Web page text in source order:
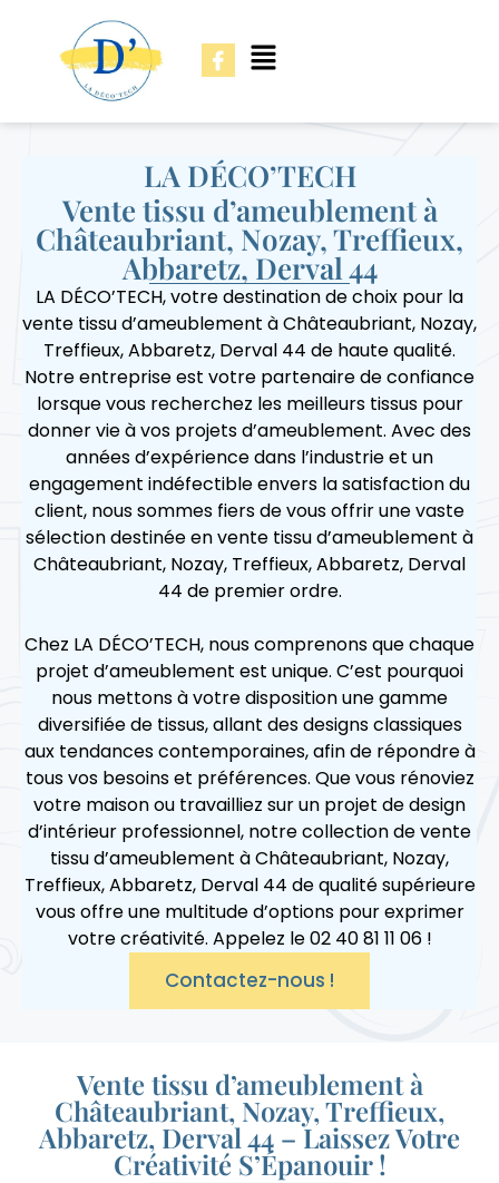
LA DÉCO’TECH
Vente tissu d’ameublement à
Châteaubriant, Nozay, Treffieux,
Abbaretz, Derval 44
LA DÉCO’TECH, votre destination de choix pour la
vente tissu d’ameublement à Châteaubriant, Nozay,
Treffieux, Abbaretz, Derval 44 de haute qualité.
Notre entreprise est votre partenaire de confiance
lorsque vous recherchez les meilleurs tissus pour
donner vie à vos projets d’ameublement. Avec des
années d’expérience dans l’industrie et un
engagement indéfectible envers la satisfaction du
client, nous sommes fiers de vous offrir une vaste
sélection destinée en vente tissu d’ameublement à
Châteaubriant, Nozay, Treffieux, Abbaretz, Derval
44 de premier ordre.
Chez LA DÉCO’TECH, nous comprenons que chaque
projet d’ameublement est unique. C’est pourquoi
nous mettons à votre disposition une gamme
diversifiée de tissus, allant des designs classiques
aux tendances contemporaines, afin de répondre à
tous vos besoins et préférences. Que vous rénoviez
votre maison ou travailliez sur un projet de design
d’intérieur professionnel, notre collection de vente
tissu d’ameublement à Châteaubriant, Nozay,
Treffieux, Abbaretz, Derval 44 de qualité supérieure
vous offre une multitude d’options pour exprimer
votre créativité. Appelez le 02 40 81 11 06 !
Contactez-nous !
Vente tissu d’ameublement à
Châteaubriant, Nozay, Treffieux,
Abbaretz, Derval 44 – Laissez Votre
Créativité S’Épanouir !